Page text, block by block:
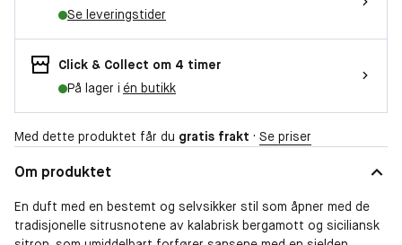
Se leveringstider
Click & Collect om 4 timer
På lager i én butikk
Med dette produktet får du gratis frakt · Se priser
Om produktet
En duft med en bestemt og selvsikker stil som åpner med de
tradisjonelle sitrusnotene av kalabrisk bergamott og siciliansk